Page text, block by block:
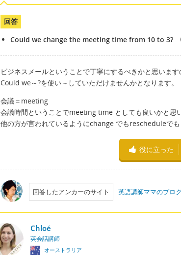
回答
Could we change the meeting time from 10 to 3?
ビジネスメールということで丁寧にするべきかと思います
Could we～?を使い～していただけませんかとなります。
会議＝meeting
会議時間ということでmeeting time としても良いかと思い
他の方が言われているようにchange でもrescheduleでも
役に立った
回答したアンカーのサイト 英語講師ママのブロ
Chloé
英会話講師
オーストラリア